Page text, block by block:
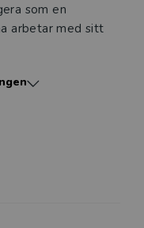
som en
arbetar med sitt
som ligger
tillämpas på en